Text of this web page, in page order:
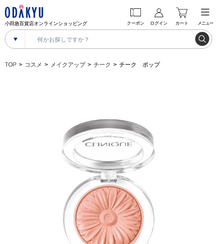
小田急百貨店オンラインショッピング クーポン ログイン カート メニュー
TOP コスメ メイクアップ チーク チーク ポップ